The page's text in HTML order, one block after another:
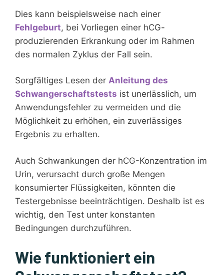
Dies kann beispielsweise nach einer
Fehlgeburt, bei Vorliegen einer hCG-
produzierenden Erkrankung oder im Rahmen
des normalen Zyklus der Fall sein.
Sorgfältiges Lesen der Anleitung des
Schwangerschaftstests ist unerlässlich, um
Anwendungsfehler zu vermeiden und die
Möglichkeit zu erhöhen, ein zuverlässiges
Ergebnis zu erhalten.
Auch Schwankungen der hCG-Konzentration im
Urin, verursacht durch große Mengen
konsumierter Flüssigkeiten, könnten die
Testergebnisse beeinträchtigen. Deshalb ist es
wichtig, den Test unter konstanten
Bedingungen durchzuführen.
Wie funktioniert ein